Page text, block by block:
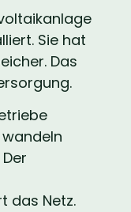
Sie hat
Das
wandeln
das Netz.